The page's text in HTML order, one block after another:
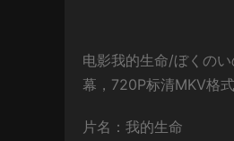
电影我的生命/ぼくの
幕，720P标清MKV格式
片名：我的生命